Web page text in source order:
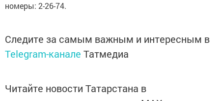
номеры: 2-26-74.
Следите за самым важным и интересным в
Telegram-канале Татмедиа
Читайте новости Татарстана в